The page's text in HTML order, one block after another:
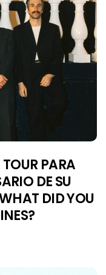
PARA
DE SU
DID YOU